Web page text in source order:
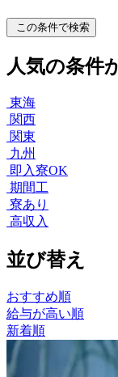
この条件で検索
人気の条件
東海
関西
関東
九州
即入寮OK
期間工
寮あり
高収入
並び替え
おすすめ順
給与が高い順
新着順